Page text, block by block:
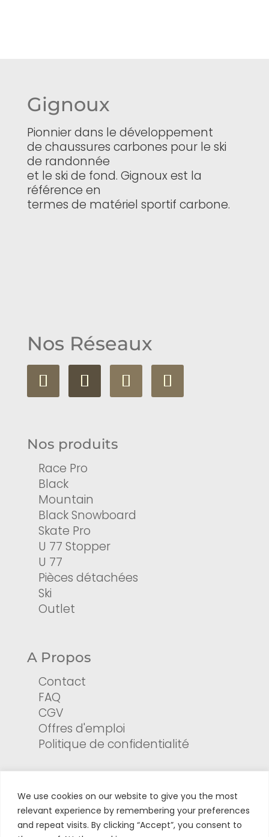
We use cookies on our website to give you the most
relevant experience by remembering your preferences
and repeat visits. By clicking “Accept”, you consent to
Gignoux
Pionnier dans le développement
de chaussures carbones pour le ski
de randonnée
et le ski de fond. Gignoux est la
référence en
termes de matériel sportif carbone.
Nos Réseaux
Nos produits
Race Pro
Black
Mountain
Black Snowboard
Skate Pro
U 77 Stopper
U 77
Pièces détachées
Ski
Outlet
A Propos
Contact
FAQ
CGV
Offres d'emploi
Politique de confidentialité
Services
Centre test
Formulaire de retour